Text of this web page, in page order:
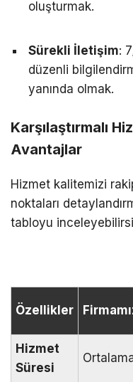
oluşturmak.
Sürekli İletişim:
düzenli
yanında olmak.
Karşılaştırmalı
Avantajlar
Hizmet kalitemizi
noktaları
tabloyu
Özellikler
Hizmet
Süresi